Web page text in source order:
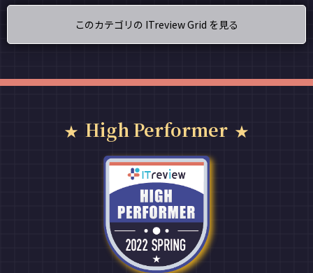
このカテゴリの ITreview Grid を見る
High Performer